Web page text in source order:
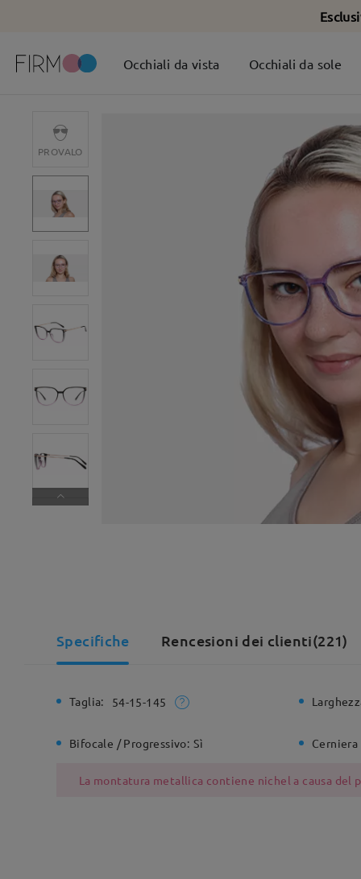
Occhiali da vista Occhiali da sole
PROVALO
Specifiche Rencesioni dei clienti(221)
Taglia: 54-15-145
Bifocale / Progressivo: Sì Cerniera
La montatura metallica contiene nichel a causa